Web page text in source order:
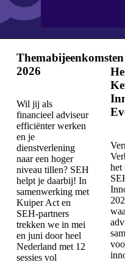
Themabijeenkomsten
2026
Wil jij als
financieel adviseur
efficiënter werken
en je
dienstverlening
naar een hoger
niveau tillen? SEH
helpt je daarbij! In
samenwerking met
Kuiper Act en
SEH-partners
trekken we in mei
en juni door heel
Nederland met 12
sessies vol
het